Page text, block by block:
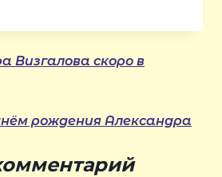
Визгалова скоро в
рождения Александра